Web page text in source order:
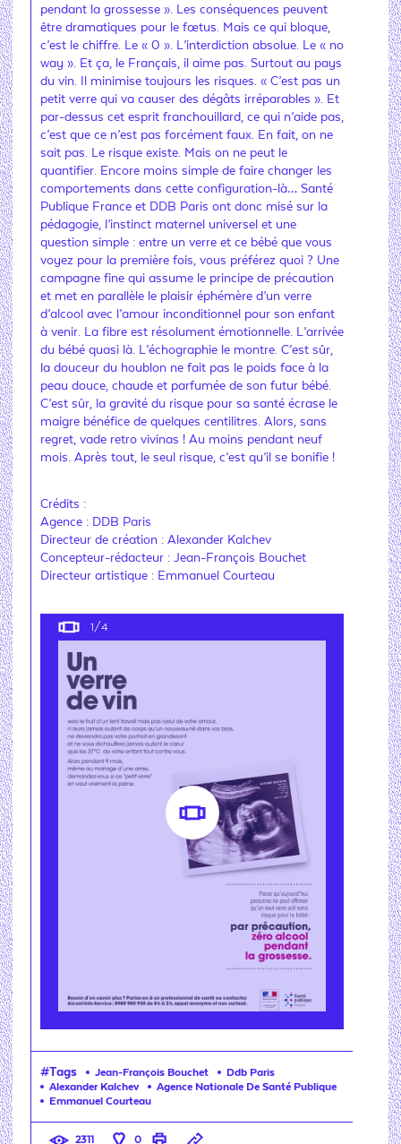
pendant la grossesse ». Les conséquences peuvent
être dramatiques pour le fœtus. Mais ce qui bloque,
c’est le chiffre. Le « 0 ». L’interdiction absolue. Le « no
way ». Et ça, le Français, il aime pas. Surtout au pays
du vin. Il minimise toujours les risques. « C’est pas un
petit verre qui va causer des dégâts irréparables ». Et
par-dessus cet esprit franchouillard, ce qui n’aide pas,
c’est que ce n’est pas forcément faux. En fait, on ne
sait pas. Le risque existe. Mais on ne peut le
quantifier. Encore moins simple de faire changer les
comportements dans cette configuration-là… Santé
Publique France et DDB Paris ont donc misé sur la
pédagogie, l’instinct maternel universel et une
question simple : entre un verre et ce bébé que vous
voyez pour la première fois, vous préférez quoi ? Une
campagne fine qui assume le principe de précaution
et met en parallèle le plaisir éphémère d’un verre
d’alcool avec l’amour inconditionnel pour son enfant
à venir. La fibre est résolument émotionnelle. L’arrivée
du bébé quasi là. L’échographie le montre. C’est sûr,
la douceur du houblon ne fait pas le poids face à la
peau douce, chaude et parfumée de son futur bébé.
C’est sûr, la gravité du risque pour sa santé écrase le
maigre bénéfice de quelques centilitres. Alors, sans
regret, vade retro vivinas ! Au moins pendant neuf
mois. Après tout, le seul risque, c’est qu’il se bonifie !
Crédits :
Agence : DDB Paris
Directeur de création : Alexander Kalchev
Concepteur-rédacteur : Jean-François Bouchet
Directeur artistique : Emmanuel Courteau
1/4
Crédit photo : DR
Crédit photo : DR
Crédit photo : DR
Crédit photo : DR
#Tags Jean-François Bouchet
Ddb Paris
Alexander Kalchev
Agence Nationale De Santé Publique
Emmanuel Courteau
2311 0